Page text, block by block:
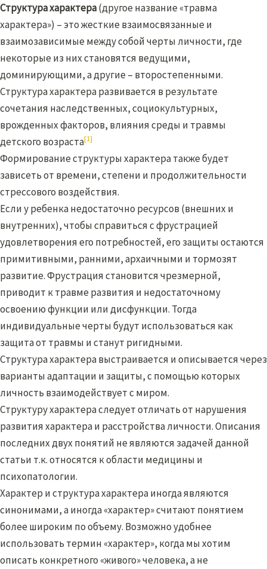
Структура характера(другое название «травма
характера») – это жесткие взаимосвязанные и
взаимозависимые между собой черты личности, где
некоторые из них становятся ведущими,
доминирующими, а другие – второстепенными.
Структура характера развивается в результате
сочетания наследственных, социокультурных,
врожденных факторов, влияния среды и травмы
детского возраста[1]
Формирование структуры характера также будет
зависеть от времени, степени и продолжительности
стрессового воздействия.
Если у ребенка недостаточно ресурсов (внешних и
внутренних), чтобы справиться с фрустрацией
удовлетворения его потребностей, его защиты остаются
примитивными, ранними, архаичными и тормозят
развитие. Фрустрация становится чрезмерной,
приводит к травме развития и недостаточному
освоению функции или дисфункции. Тогда
индивидуальные черты будут использоваться как
защита от травмы и станут ригидными.
Структура характера выстраивается и описывается через
варианты адаптации и защиты, с помощью которых
личность взаимодействует с миром.
Структуру характера следует отличать от нарушения
развития характера и расстройства личности. Описания
последних двух понятий не являются задачей данной
статьи т.к. относятся к области медицины и
психопатологии.
Характер и структура характера иногда являются
синонимами, а иногда «характер» считают понятием
более широким по объему. Возможно удобнее
использовать термин «характер», когда мы хотим
описать конкретного «живого» человека, а не